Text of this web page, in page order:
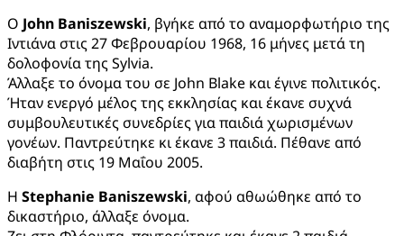
Ο John Baniszewski, βγήκε από το αναμορφωτήριο της
Ιντιάνα στις 27 Φεβρουαρίου 1968, 16 μήνες μετά τη
δολοφονία της Sylvia.
Άλλαξε το όνομα του σε John Blake και έγινε πολιτικός.
Ήταν ενεργό μέλος της εκκλησίας και έκανε συχνά
συμβουλευτικές συνεδρίες για παιδιά χωρισμένων
γονέων. Παντρεύτηκε κι έκανε 3 παιδιά. Πέθανε από
διαβήτη στις 19 Μαΐου 2005.
Η Stephanie Baniszewski, αφού αθωώθηκε από το
δικαστήριο, άλλαξε όνομα.